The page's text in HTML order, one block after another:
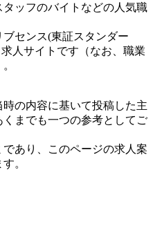
ッフのバイトなどの人気職
ブセンス(東証スタンダー
人サイトです（なお、職業
の内容に基いて投稿した主
までも一つの参考としてご
あり、このページの求人案
。